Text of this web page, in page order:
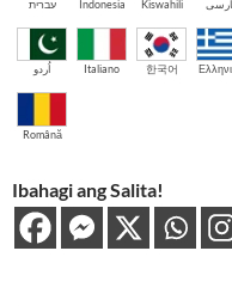
עברית Indonesia Kiswahili
اُردو Italiano 한국어
Română
Ibahagi ang Salita!